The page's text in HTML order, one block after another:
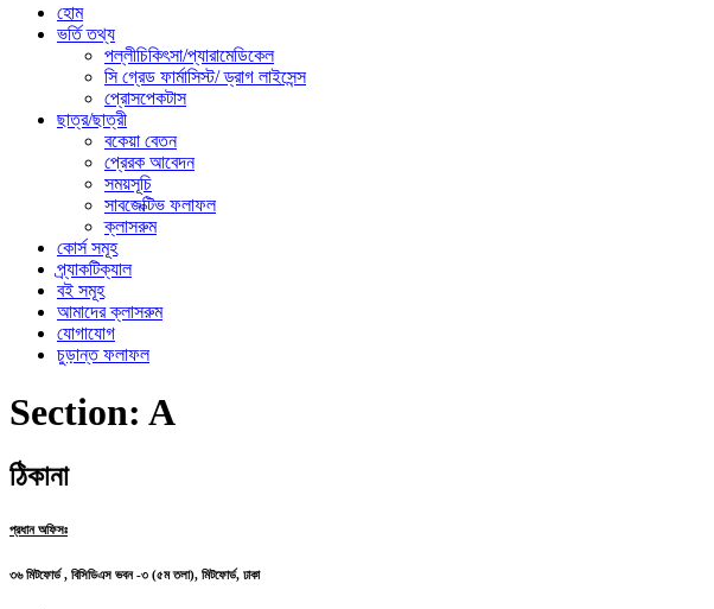
হোম
ভর্তি তথ্য
পল্লীচিকিৎসা/প্যারামেডিকেল
সি গ্রেড ফার্মাসিস্ট/ ড্রাগ লাইসেন্স
প্রোসপেকটাস
ছাত্র/ছাত্রী
বকেয়া বেতন
প্রেরক আবেদন
সময়সূচি
সাবজেক্টিভ ফলাফল
ক্লাসরুম
কোর্স সমূহ
প্র্যাকটিক্যাল
বই সমূহ
আমাদের ক্লাসরুম
যোগাযোগ
চুড়ান্ত ফলাফল
Section: A
ঠিকানা
প্রধান অফিসঃ
৩৬ মিটফোর্ড , বিসিডিএস ভবন -৩ (৫ম তলা), মিটফোর্ড, ঢাকা